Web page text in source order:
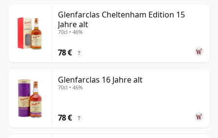
Glenfarclas Cheltenham Edition 15
Jahre alt
70cl • 46%
78 € ?
Glenfarclas 16 Jahre alt
70cl • 46%
78 € ?